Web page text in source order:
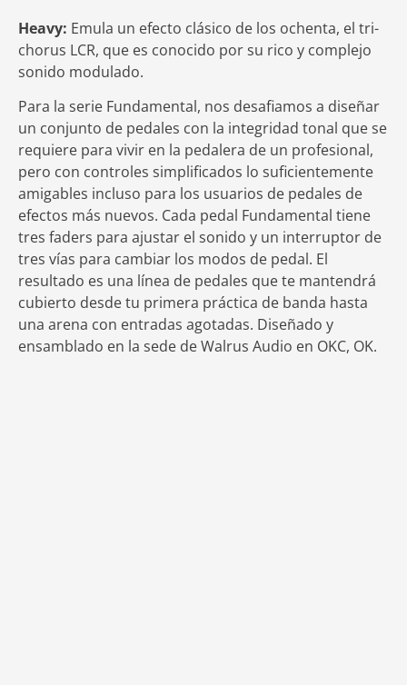
Heavy: Emula un efecto clásico de los ochenta, el tri-
chorus LCR, que es conocido por su rico y complejo
sonido modulado.
Para la serie Fundamental, nos desafiamos a diseñar
un conjunto de pedales con la integridad tonal que se
requiere para vivir en la pedalera de un profesional,
pero con controles simplificados lo suficientemente
amigables incluso para los usuarios de pedales de
efectos más nuevos. Cada pedal Fundamental tiene
tres faders para ajustar el sonido y un interruptor de
tres vías para cambiar los modos de pedal. El
resultado es una línea de pedales que te mantendrá
cubierto desde tu primera práctica de banda hasta
una arena con entradas agotadas. Diseñado y
ensamblado en la sede de Walrus Audio en OKC, OK.